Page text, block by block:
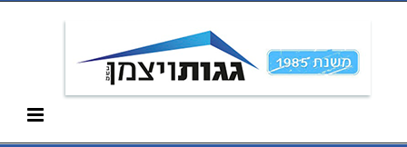
Skip
content